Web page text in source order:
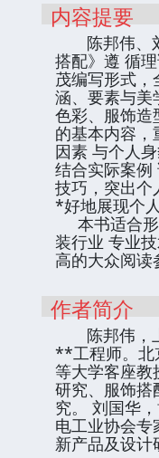
内容提要
陈邦伟、
搭配》遵 循
茂编写形式，
涵、要素与美
色彩、服饰造
的基本内容
因素 与个人
结合实际案例
技巧，突出个
*好地展现个
本书适合形
装行业 专业
高的大众阅读
作者简介
陈邦伟，
**工程师。北
等大学客座教
研究、服饰搭
究。 刘国华
电工业协会专
新产品及设计